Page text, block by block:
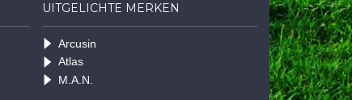
UITGELICHTE MERKEN
Arcusin
Atlas
M.A.N.